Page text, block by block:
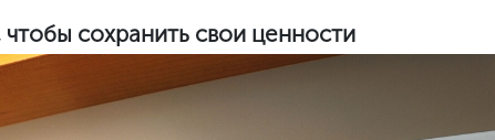
сохранить свои ценности